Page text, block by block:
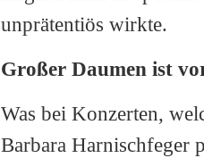
unprätentiös wirkte.
Großer Daumen ist
Was bei Konzerten,
Barbara Harnischfeger